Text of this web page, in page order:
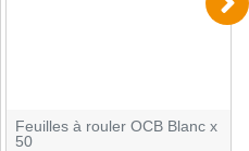
Feuilles à rouler OCB Blanc x
50